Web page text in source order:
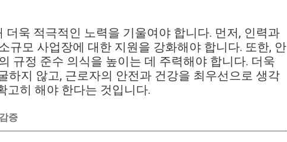
더욱 적극적인 노력을 기울여야 합니다. 먼저, 인력과
규모 사업장에 대한 지원을 강화해야 합니다. 또한, 안
규정 준수 의식을 높이는 데 주력해야 합니다. 더욱
하지 않고, 근로자의 안전과 건강을 최우선으로 생각
고히 해야 한다는 것입니다.
증